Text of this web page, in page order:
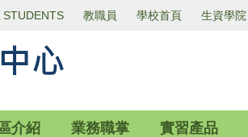
STUDENTS 教職員 學校首頁 生資學院
介紹 業務職掌 實習產品